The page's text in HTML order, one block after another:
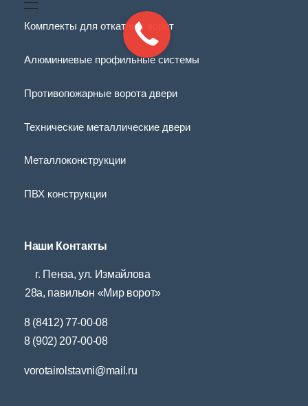
Комплекты для откатных ворот
Алюминиевые профильные системы
Противопожарные ворота двери
Технические металлические двери
Металлоконструкции
ПВХ конструкции
Наши Контакты
г. Пенза, ул. Измайлова
28а, павильон «Мир ворот»
8 (8412) 77-00-08
8 (902) 207-00-08
vorotairolstavni@mail.ru